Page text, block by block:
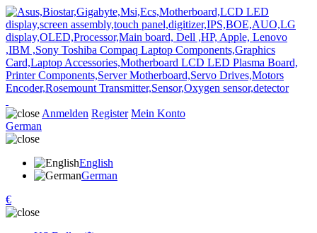
Anmelden Register Mein Konto
German
English
German
€